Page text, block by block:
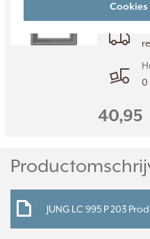
Cookies
0
40,95
JUNG LC 995 P 203